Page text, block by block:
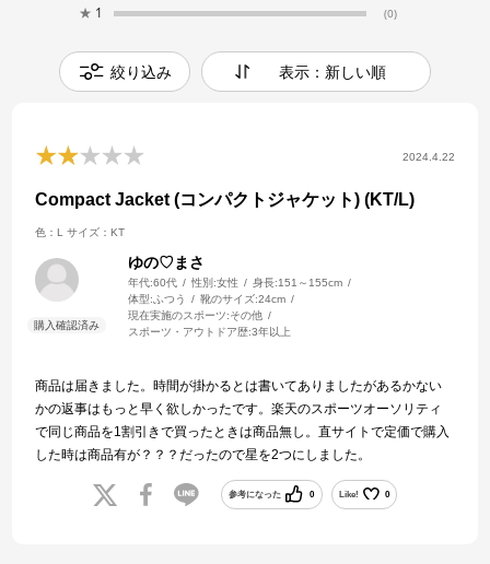
★ 1 (0)
絞り込み 表示：新しい順
2024.4.22
Compact Jacket (コンパクトジャケット) (KT/L)
色：L サイズ：KT
ゆの♡まさ
年代:60代 性別:女性 身長:151～155cm
体型:ふつう 靴のサイズ:24cm
現在実施のスポーツ:その他
スポーツ・アウトドア歴:3年以上
商品は届きました。時間が掛かるとは書いてありましたがあるかない
かの返事はもっと早く欲しかったです。楽天のスポーツオーソリティ
で同じ商品を1割引きで買ったときは商品無し。直サイトで定価で購入
した時は商品有が？？？だったので星を2つにしました。
参考になった 0 Like! 0